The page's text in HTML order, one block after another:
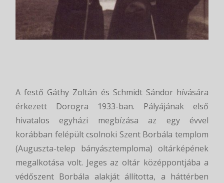
A festő Gáthy Zoltán és Schmidt Sándor hívására
érkezett Dorogra 1933-ban. Pályájának első
hivatalos egyházi megbízása az egy évvel
korábban felépült csolnoki Szent Borbála templom
(Auguszta-telep bányásztemploma) oltárképének
megalkotása volt. Jeges az oltár középpontjába a
védőszent Borbála alakját állította, a háttérben